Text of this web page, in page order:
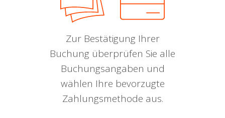
Zur Bestätigung Ihrer
Buchung überprüfen Sie alle
Buchungsangaben und
wählen Ihre bevorzugte
Zahlungsmethode aus.